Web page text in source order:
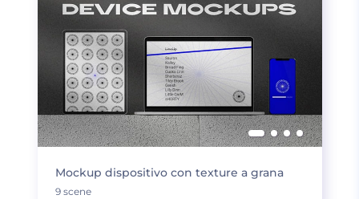
Mockup dispositivo con texture a grana
9 scene